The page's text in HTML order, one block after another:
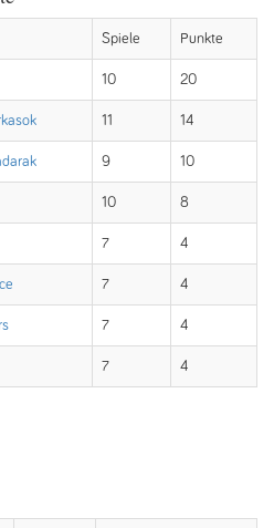
Spiele Punkte
10 20
11 14
9 10
10 8
7 4
7 4
7 4
7 4